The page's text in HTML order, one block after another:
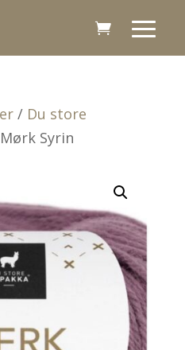
/ Du store
Syrin